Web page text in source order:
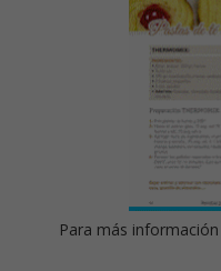
Para más